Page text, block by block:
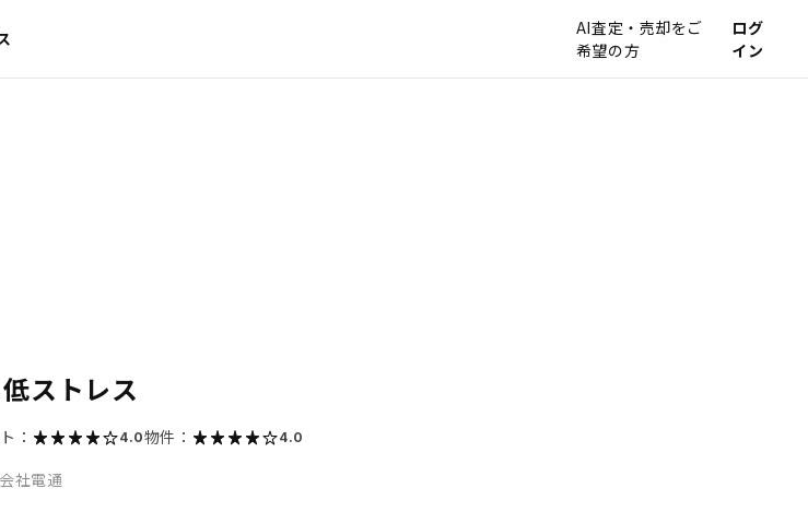
AI査定・売却をご
希望の方
ログ
イン
ストレス
： 4.0物件： 4.0
社電通